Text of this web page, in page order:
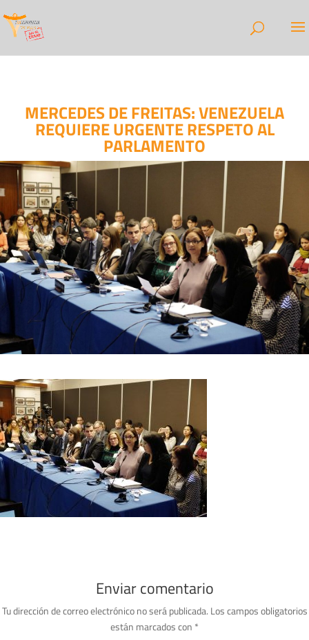
MERCEDES DE FREITAS: VENEZUELA
REQUIERE URGENTE RESPETO AL
PARLAMENTO
Enviar comentario
Tu dirección de correo electrónico no será publicada. Los campos obligatorios
están marcados con *